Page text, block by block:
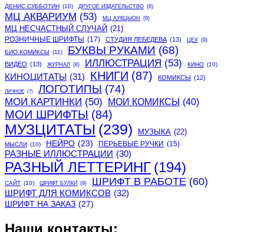
ДЕНИС СУББОТИН (10) ДРУГОЕ ИЗДАТЕЛЬСТВО (8)
МЦ АКВАРИУМ (53) МЦ АУКЦЫОН (9)
МЦ НЕСЧАСТНЫЙ СЛУЧАЙ (21)
РОЗНИЧНЫЕ ШРИФТЫ (17) СТУДИЯ ЛЕБЕДЕВА (13) ЦЕХ (9)
БИО.КОМИКСЫ (11) БУКВЫ РУКАМИ (68)
ВИДЕО (13) ЖУРНАЛ (8) ИЛЛЮСТРАЦИЯ (53) КИНО (10)
КИНОЦИТАТЫ (31) КНИГИ (87) КОМИКСЫ (12)
ЛИЧНОЕ (7) ЛОГОТИПЫ (74)
МОИ КАРТИНКИ (50) МОИ КОМИКСЫ (40)
МОИ ШРИФТЫ (84)
МУЗЦИТАТЫ (239) МУЗЫКА (22)
МЫСЛИ (10) НЕЙРО (23) ПЕРЬЕВЫЕ РУЧКИ (15)
РАЗНЫЕ ИЛЛЮСТРАЦИИ (30)
РАЗНЫЙ ЛЕТТЕРИНГ (194)
САЙТ (10) ШРИФТ БУЛКИ (9) ШРИФТ В РАБОТЕ (60)
ШРИФТ ДЛЯ КОМИКСОВ (32)
ШРИФТ НА ЗАКАЗ (27)
Наши контакты: